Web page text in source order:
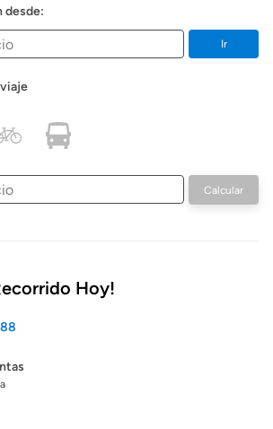
desde:
Ir
Hoy!